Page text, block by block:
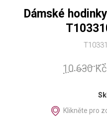
Dámské
10 630 Kč
Klikněte pro